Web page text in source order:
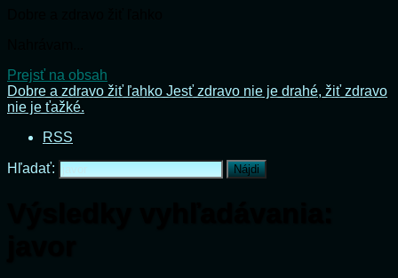
Prejsť na obsah
Dobre a zdravo žiť ľahko Jesť zdravo nie je drahé, žiť zdravo
nie je ťažké.
RSS
Hľadať: